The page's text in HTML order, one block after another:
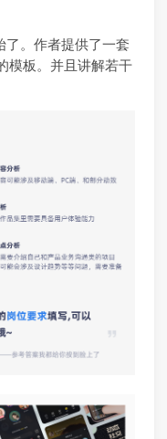
了。作者提供了一套
模板。并且讲解若干